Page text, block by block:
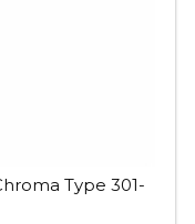
Type 301-